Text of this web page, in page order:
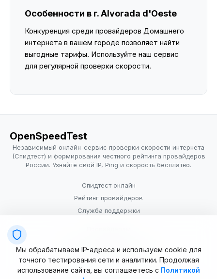
Особенности в г. Alvorada d'Oeste
Конкуренция среди провайдеров Домашнего
интернета в вашем городе позволяет найти
выгодные тарифы. Используйте наш сервис
для регулярной проверки скорости.
OpenSpeedTest
Независимый онлайн-сервис проверки скорости интернета
(Спидтест) и формирования честного рейтинга провайдеров
России. Узнайте свой IP, Ping и скорость бесплатно.
Спидтест онлайн
Рейтинг провайдеров
Служба поддержки
Условия использования
Мы обрабатываем IP-адреса и используем cookie для
точного тестирования сети и аналитики. Продолжая
использование сайта, вы соглашаетесь с Политикой